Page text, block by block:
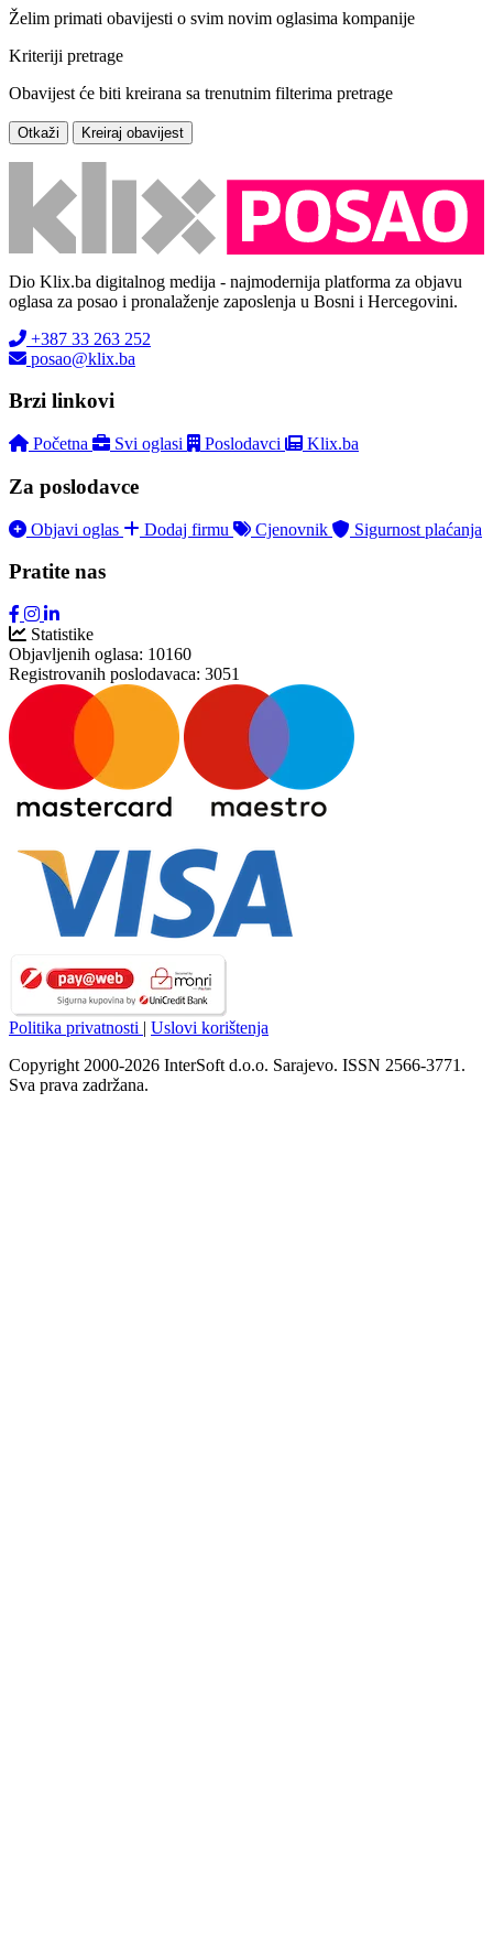
Želim primati obavijesti o svim novim oglasima kompanije
Kriteriji pretrage
Obavijest će biti kreirana sa trenutnim filterima pretrage
Otkaži Kreiraj obavijest
Dio Klix.ba digitalnog medija - najmodernija platforma za objavu
oglasa za posao i pronalaženje zaposlenja u Bosni i Hercegovini.
+387 33 263 252
posao@klix.ba
Brzi linkovi
Početna Svi oglasi Poslodavci Klix.ba
Za poslodavce
Objavi oglas Dodaj firmu Cjenovnik Sigurnost plaćanja
Pratite nas
Statistike
Objavljenih oglasa: 10160
Registrovanih poslodavaca: 3051
Politika privatnosti | Uslovi korištenja
Copyright 2000-2026 InterSoft d.o.o. Sarajevo. ISSN 2566-3771.
Sva prava zadržana.